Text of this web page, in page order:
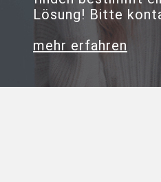
Lösung! Bitte
mehr erfahren